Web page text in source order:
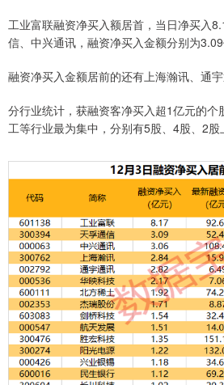
工业富联融资净买入额居首，当日净买入
信、中兴通讯，融资净买入金额分别为3.09
融资净买入金额居前的还有上海瀚讯、通宇
分行业统计，获融资客净买入超1亿元的
工等行业最为集中，分别有5股、4股、2股